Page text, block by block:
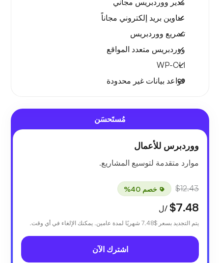
مدير ووردبريس مجاني
عناوين بريد إلكتروني مجاناً
تسريع ووردبريس
ووردبريس متعدد المواقع
WP-CLI
قواعد بيانات غير محدودة
مُستَحسَن
ووردبرس للأعمال
موارد متقدمة لتوسيع المشاريع.
$12.43 خصم 40%
$7.48 /ل
يتم التجديد بسعر $7.48 شهريًا لمدة عامين. يمكنك الإلغاء في أي وقت.
اشترك الآن